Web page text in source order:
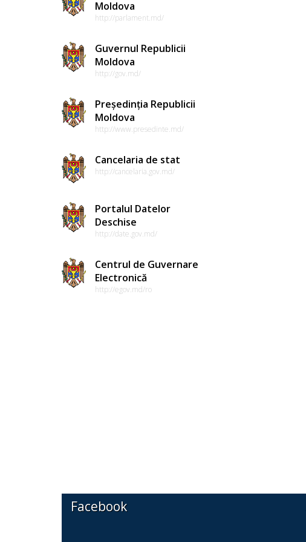
Moldova
http://parlament.md/
Guvernul Republicii
Moldova
http://gov.md/
Președinția Republicii
Moldova
http://www.presedinte.md/
Cancelaria de stat
http://cancelaria.gov.md/
Portalul Datelor
Deschise
http://date.gov.md/
Centrul de Guvernare
Electronică
http://egov.md/ro
Facebook